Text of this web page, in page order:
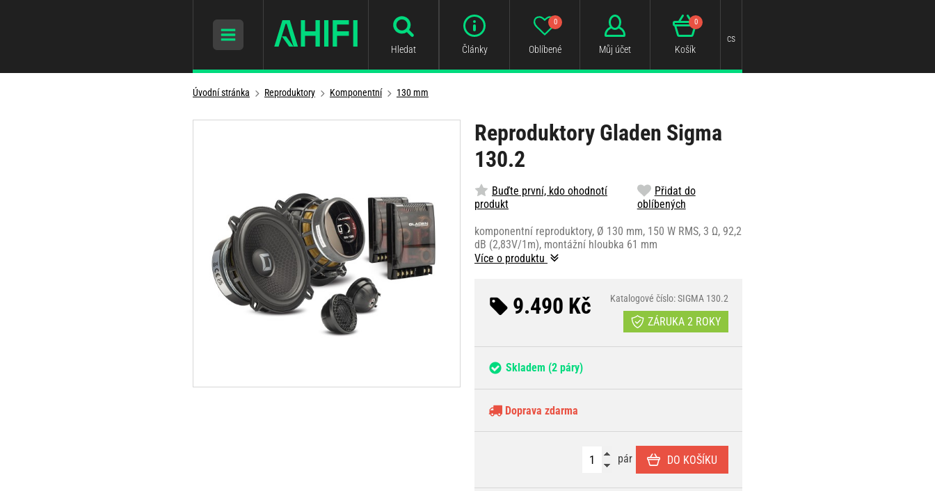
Hledat Články Oblíbené
0
Můj účet Košík
0
cs
Úvodní stránka Reproduktory Komponentní 130 mm
Reproduktory Gladen Sigma
130.2
Buďte první, kdo ohodnotí
produkt
Přidat do
oblíbených
komponentní reproduktory, Ø 130 mm, 150 W RMS, 3 Ω, 92,2
dB (2,83V/1m), montážní hloubka 61 mm
Více o produktu
9.490 Kč Katalogové číslo: SIGMA 130.2
ZÁRUKA 2 ROKY
Skladem (2 páry)
Doprava zdarma
pár DO KOŠÍKU